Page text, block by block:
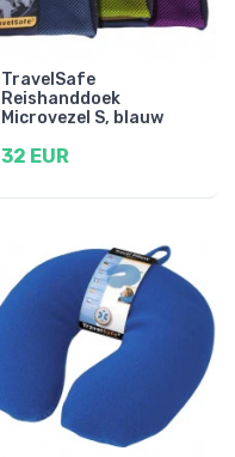
TravelSafe
Reishanddoek
Microvezel S, blauw
32 EUR